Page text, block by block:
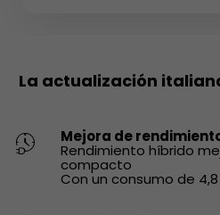
La actualización
Mejora de
Rendimiento híbrido
compacto
Con un consumo de 4,8